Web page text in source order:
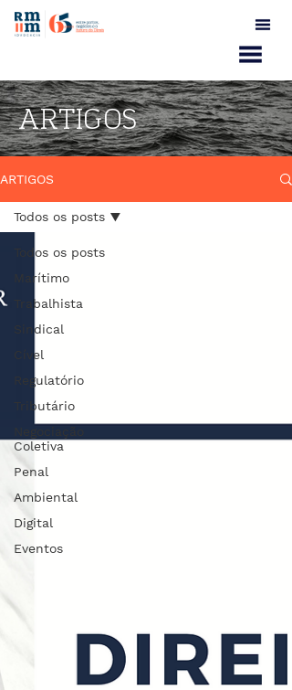
ARTIGOS
ARTIGOS
Todos os posts
Marítimo
Trabalhista
Sindical
Cível
Regulatório
Tributário
Coletiva
Penal
Ambiental
Digital
Eventos
Todos os posts